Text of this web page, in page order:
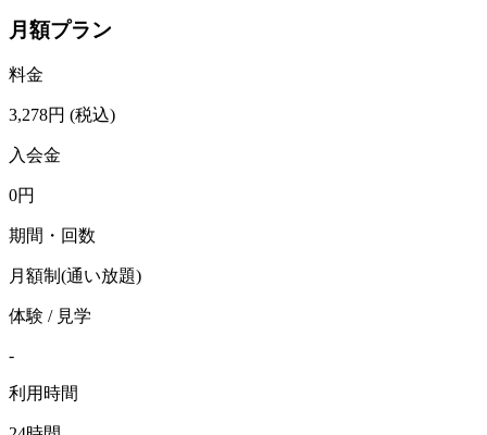
月額プラン
料金
3,278円 (税込)
入会金
0円
期間・回数
月額制(通い放題)
体験 / 見学
-
利用時間